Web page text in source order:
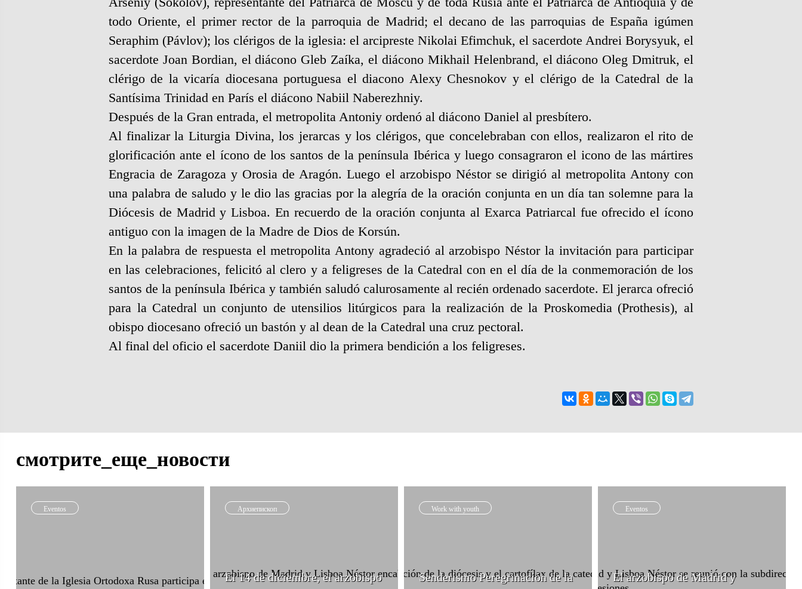
todo Oriente, el primer rector de la parroquia de Madrid; el decano de las parroquias de España igúmen
Seraphim (Pávlov); los clérigos de la iglesia: el arcipreste Nikolai Efimchuk, el sacerdote Andrei Borysyuk, el
sacerdote Joan Bordian, el diácono Gleb Zaíka, el diácono Mikhail Helenbrand, el diácono Oleg Dmitruk, el
clérigo de la vicaría diocesana portuguesa el diacono Alexy Chesnokov y el clérigo de la Catedral de la
Santísima Trinidad en París el diácono Nabiil Naberezhniy.
Después de la Gran entrada, el metropolita Antoniy ordenó al diácono Daniel al presbítero.
Al finalizar la Liturgia Divina, los jerarcas y los clérigos, que concelebraban con ellos, realizaron el rito de
glorificación ante el ícono de los santos de la península Ibérica y luego consagraron el icono de las mártires
Engracia de Zaragoza y Orosia de Aragón. Luego el arzobispo Néstor se dirigió al metropolita Antony con
una palabra de saludo y le dio las gracias por la alegría de la oración conjunta en un día tan solemne para la
Diócesis de Madrid y Lisboa. En recuerdo de la oración conjunta al Exarca Patriarcal fue ofrecido el ícono
antiguo con la imagen de la Madre de Dios de Korsún.
En la palabra de respuesta el metropolita Antony agradeció al arzobispo Néstor la invitación para participar
en las celebraciones, felicitó al clero y a feligreses de la Catedral con en el día de la conmemoración de los
santos de la península Ibérica y también saludó calurosamente al recién ordenado sacerdote. El jerarca ofreció
para la Catedral un conjunto de utensilios litúrgicos para la realización de la Proskomedia (Prothesis), al
obispo diocesano ofreció un bastón y al dean de la Catedral una cruz pectoral.
Al final del oficio el sacerdote Daniil dio la primera bendición a los feligreses.
смотрите_еще_новости
Eventos Архиепископ
El 14 de diciembre, el arzobispo
Work with youth
Senderismo Peregrinación de la
Eventos
El arzobispo de Madrid y